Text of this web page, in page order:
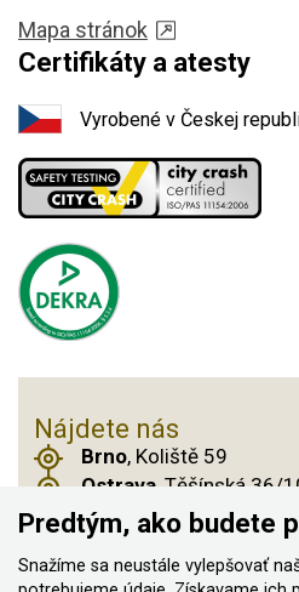
Mapa stránok
Certifikáty a atesty
Vyrobené v Českej
Nájdete nás
Brno, Koliště 59
Ostrava, Těšínská 36/
Praha 14,
Predtým, ako budete
Snažíme sa neustále vylepšovať